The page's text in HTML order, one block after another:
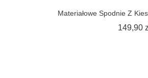
Materiałowe Spodnie Z
149,90